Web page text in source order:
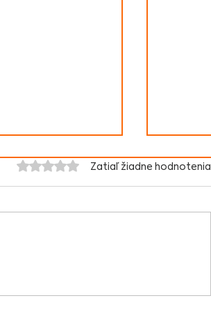
Hodnotenie 0 z 5 hviezdičiek.
Zatiaľ žiadne hodnotenia